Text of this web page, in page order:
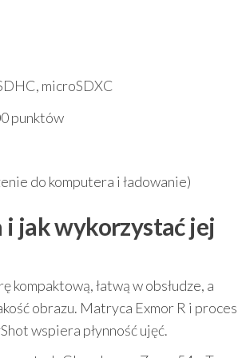
microSDXC
punktów
do komputera i ładowanie)
i jak wykorzystać jej
kompaktową, łatwą w obsłudze, a
obrazu. Matryca Exmor R i
wspiera płynność ujęć.